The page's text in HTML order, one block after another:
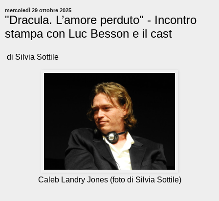
mercoledì 29 ottobre 2025
"Dracula. L’amore perduto" - Incontro
stampa con Luc Besson e il cast
di Silvia Sottile
Caleb Landry Jones (foto di Silvia Sottile)